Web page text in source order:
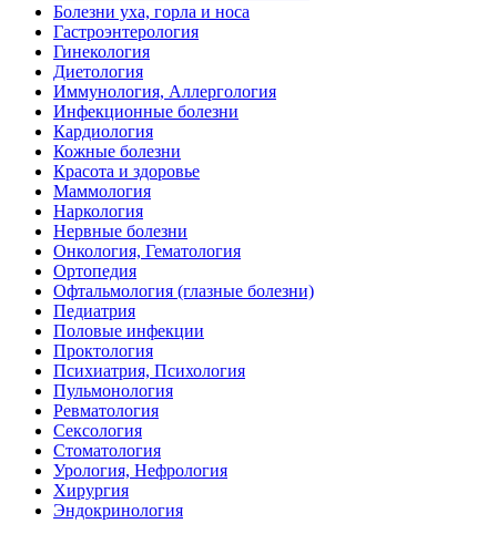
Болезни уха, горла и носа
Гастроэнтерология
Гинекология
Диетология
Иммунология, Аллергология
Инфекционные болезни
Кардиология
Кожные болезни
Красота и здоровье
Маммология
Наркология
Нервные болезни
Онкология, Гематология
Ортопедия
Офтальмология (глазные болезни)
Педиатрия
Половые инфекции
Проктология
Психиатрия, Психология
Пульмонология
Ревматология
Сексология
Стоматология
Урология, Нефрология
Хирургия
Эндокринология